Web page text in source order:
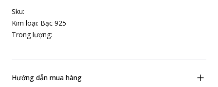
Sku:
Kim loại: Bạc 925
Trong lượng:
Hướng dẫn mua hàng